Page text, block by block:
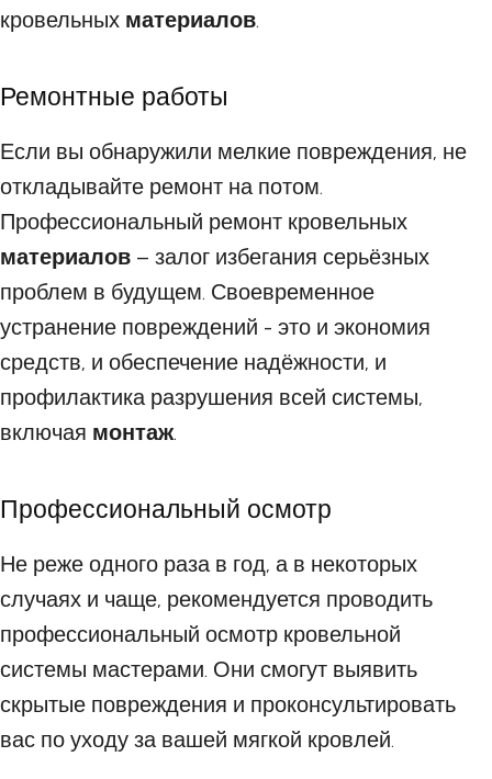
кровельных материалов.
Ремонтные работы
Если вы обнаружили мелкие повреждения, не
откладывайте ремонт на потом.
Профессиональный ремонт кровельных
материалов – залог избегания серьёзных
проблем в будущем. Своевременное
устранение повреждений - это и экономия
средств, и обеспечение надёжности, и
профилактика разрушения всей системы,
включая монтаж.
Профессиональный осмотр
Не реже одного раза в год, а в некоторых
случаях и чаще, рекомендуется проводить
профессиональный осмотр кровельной
системы мастерами. Они смогут выявить
скрытые повреждения и проконсультировать
вас по уходу за вашей мягкой кровлей.